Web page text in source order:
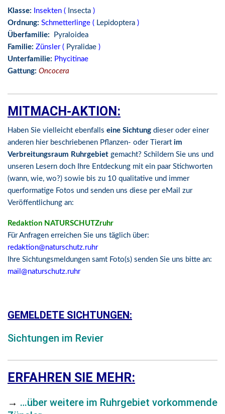
Klasse: Insekten ( Insecta )
Ordnung: Schmetterlinge ( Lepidoptera )
Überfamilie: Pyraloidea
Familie: Zünsler ( Pyralidae )
Unterfamilie: Phycitinae
Gattung: Oncocera
MITMACH-AKTION:
Haben Sie vielleicht ebenfalls eine Sichtung dieser oder einer
anderen hier beschriebenen Pflanzen- oder Tierart im
Verbreitungsraum Ruhrgebiet gemacht? Schildern Sie uns und
unseren Lesern doch Ihre Entdeckung mit ein paar Stichworten
(wann, wie, wo?) sowie bis zu 10 qualitative und immer
querformatige Fotos und senden uns diese per eMail zur
Veröffentlichung an:
Redaktion NATURSCHUTZruhr
Für Anfragen erreichen Sie uns täglich über:
redaktion@naturschutz.ruhr
Ihre Sichtungsmeldungen samt Foto(s) senden Sie uns bitte an:
mail@naturschutz.ruhr
GEMELDETE SICHTUNGEN:
Sichtungen im Revier
ERFAHREN SIE MEHR:
→ …über weitere im Ruhrgebiet vorkommende